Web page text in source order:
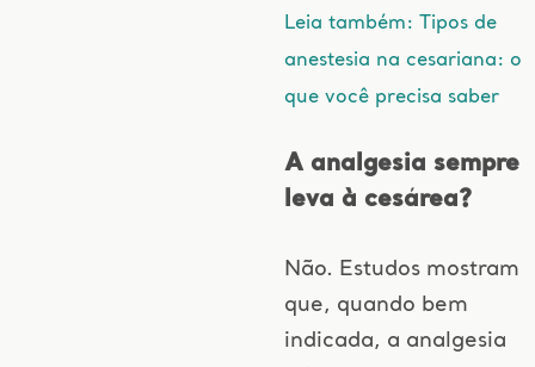
Leia também: Tipos de
anestesia na cesariana: o
que você precisa saber
A analgesia sempre
leva à cesárea?
Não. Estudos mostram
que, quando bem
indicada, a analgesia